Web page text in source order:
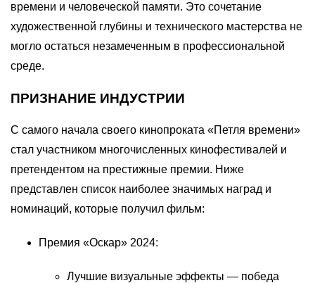
времени и человеческой памяти. Это сочетание
художественной глубины и технического мастерства не
могло остаться незамеченным в профессиональной
среде.
ПРИЗНАНИЕ ИНДУСТРИИ
С самого начала своего кинопроката «Петля времени»
стал участником многочисленных кинофестивалей и
претендентом на престижные премии. Ниже
представлен список наиболее значимых наград и
номинаций, которые получил фильм:
Премия «Оскар» 2024:
Лучшие визуальные эффекты — победа